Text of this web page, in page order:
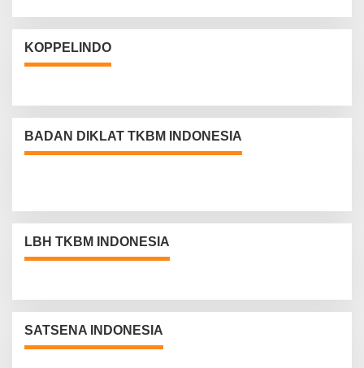
KOPPELINDO
BADAN DIKLAT TKBM INDONESIA
LBH TKBM INDONESIA
SATSENA INDONESIA